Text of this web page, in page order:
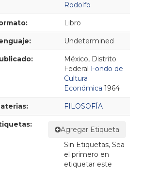
Rodolfo
Libro
Undetermined
México, Distrito
Federal Fondo de
Cultura
Económica 1964
FILOSOFÍA
Agregar Etiqueta
Sin Etiquetas, Sea
el primero en
etiquetar este